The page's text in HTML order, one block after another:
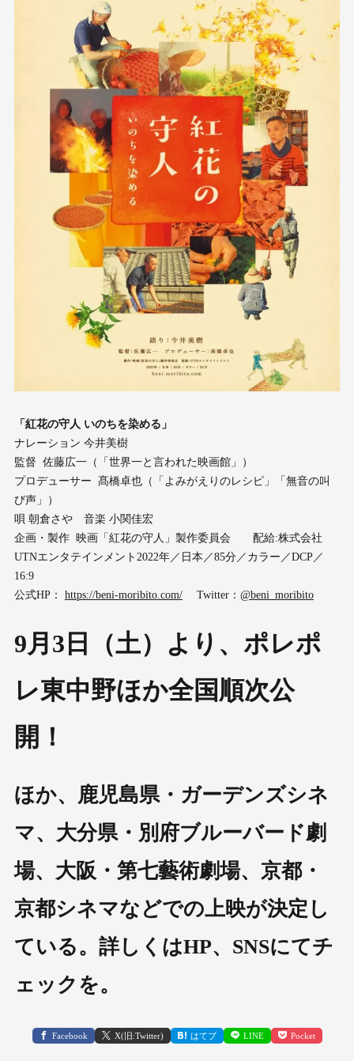
「紅花の守人 いのちを染める」
ナレーション 今井美樹
監督 佐藤広一（「世界一と言われた映画館」）
プロデューサー 髙橋卓也（「よみがえりのレシピ」「無音の叫
び声」）
唄 朝倉さや 音楽 小関佳宏
企画・製作 映画「紅花の守人」製作委員会 配給:株式会社
UTNエンタテインメント 2022年／日本／85分／カラー／DCP／
16:9
公式HP： https://beni-moribito.com/Twitter： @beni_moribito
9月3日（土）より、ポレポ
レ東中野ほか全国順次公
開！
ほか、鹿児島県・ガーデンズシネ
マ、大分県・別府ブルーバード劇
場、大阪・第七藝術劇場、京都・
京都シネマなどでの上映が決定し
ている。詳しくはHP、SNSにてチ
ェックを。
Facebook X(旧:Twitter) はてブ LINE Pocket